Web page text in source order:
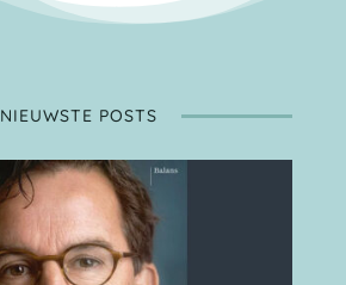
NIEUWSTE POSTS